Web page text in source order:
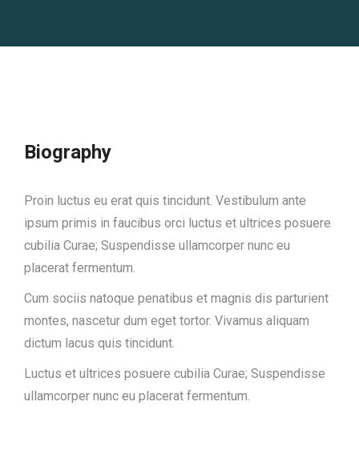
Biography
Proin luctus eu erat quis tincidunt. Vestibulum ante
ipsum primis in faucibus orci luctus et ultrices posuere
cubilia Curae; Suspendisse ullamcorper nunc eu
placerat fermentum.
Cum sociis natoque penatibus et magnis dis parturient
montes, nascetur dum eget tortor. Vivamus aliquam
dictum lacus quis tincidunt.
Luctus et ultrices posuere cubilia Curae; Suspendisse
ullamcorper nunc eu placerat fermentum.